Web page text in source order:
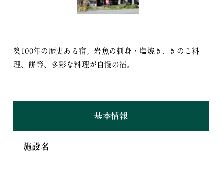
築100年の歴史ある宿。岩魚の刺身・塩焼き、きのこ料
理、餅等、多彩な料理が自慢の宿。
基本情報
施設名